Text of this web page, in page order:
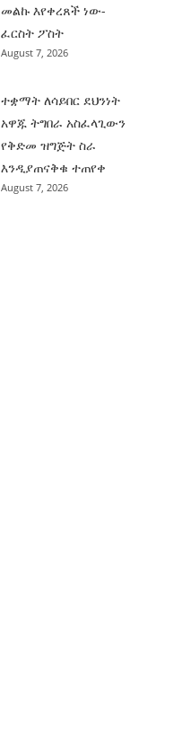
መልኩ እየቀረጸች ነው-
ፈርስት ፖስት
August 7, 2026
ተቋማት ለሳይበር ደህንነት
አዋጁ ትግበራ አስፈላጊውን
የቅድመ ዝግጅት ስራ
እንዲያጠናቅቁ ተጠየቀ
August 7, 2026